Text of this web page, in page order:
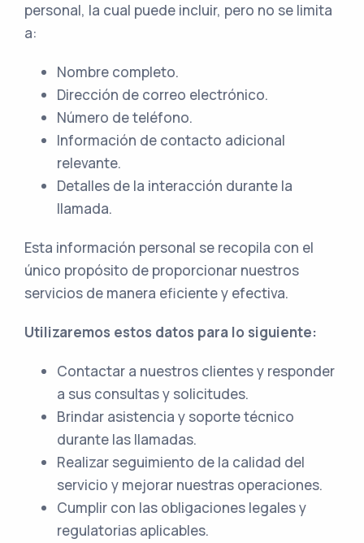
personal, la cual puede incluir, pero no se limita
a:
Nombre completo.
Dirección de correo electrónico.
Número de teléfono.
Información de contacto adicional
relevante.
Detalles de la interacción durante la
llamada.
Esta información personal se recopila con el
único propósito de proporcionar nuestros
servicios de manera eficiente y efectiva.
Utilizaremos estos datos para lo siguiente:
Contactar a nuestros clientes y responder
a sus consultas y solicitudes.
Brindar asistencia y soporte técnico
durante las llamadas.
Realizar seguimiento de la calidad del
servicio y mejorar nuestras operaciones.
Cumplir con las obligaciones legales y
regulatorias aplicables.